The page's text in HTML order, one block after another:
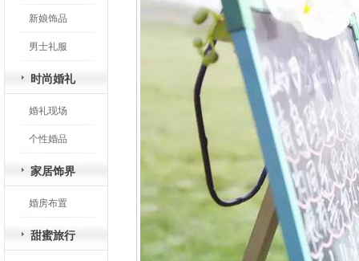
新娘饰品
男士礼服
时尚婚礼
婚礼现场
个性婚品
家居饰界
婚房布置
甜蜜旅行